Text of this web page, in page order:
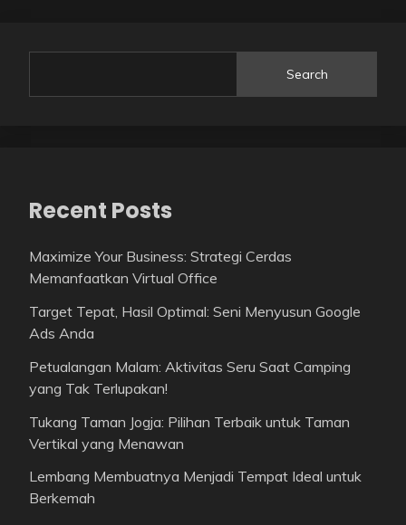
Search
Recent Posts
Maximize Your Business: Strategi Cerdas
Memanfaatkan Virtual Office
Target Tepat, Hasil Optimal: Seni Menyusun Google
Ads Anda
Petualangan Malam: Aktivitas Seru Saat Camping
yang Tak Terlupakan!
Tukang Taman Jogja: Pilihan Terbaik untuk Taman
Vertikal yang Menawan
Lembang Membuatnya Menjadi Tempat Ideal untuk
Berkemah